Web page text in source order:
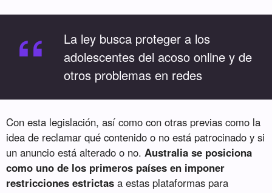
“
La ley busca proteger a los
adolescentes del acoso online y de
otros problemas en redes
Con esta legislación, así como con otras previas como la
idea de reclamar qué contenido o no está patrocinado y si
un anuncio está alterado o no.Australia se posiciona
como uno de los primeros países en imponer
restricciones estrictas a estas plataformas para